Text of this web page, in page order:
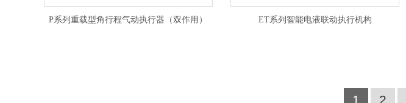
P系列重载型角行程气动执行器（双作用） ET系列智能电液联动执行机构
1 2